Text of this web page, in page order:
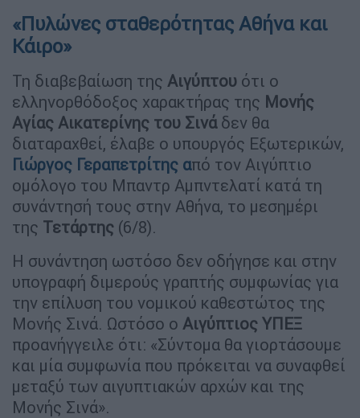
«Πυλώνες σταθερότητας Αθήνα και
Κάιρο»
Τη διαβεβαίωση της Αιγύπτου ότι ο
ελληνορθόδοξος χαρακτήρας της Μονής
Αγίας Αικατερίνης του Σινάδεν θα
διαταραχθεί, έλαβε ο υπουργός Εξωτερικών,
Γιώργος Γεραπετρίτης από τον Αιγύπτιο
ομόλογο του Μπαντρ Αμπντελατί κατά τη
συνάντησή τους στην Αθήνα, το μεσημέρι
της Τετάρτης (6/8).
Η συνάντηση ωστόσο δεν οδήγησε και στην
υπογραφή διμερούς γραπτής συμφωνίας για
την επίλυση του νομικού καθεστώτος της
Μονής Σινά. Ωστόσο ο Αιγύπτιος ΥΠΕΞ
προανήγγειλε ότι: «Σύντομα θα γιορτάσουμε
και μία συμφωνία που πρόκειται να συναφθεί
μεταξύ των αιγυπτιακών αρχών και της
Μονής Σινά».